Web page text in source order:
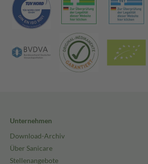
Unternehmen
Download-Archiv
Über Sanicare
Stellenangebote